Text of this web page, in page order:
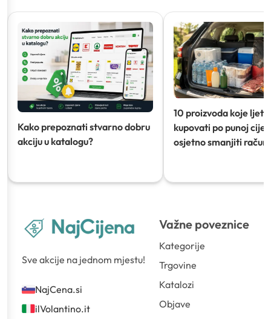
Kako prepoznati stvarno dobru
akciju u katalogu?
10 proizvoda koje ljeti
kupovati po punoj
osjetno smanjiti račun)
Sve akcije na jednom mjestu!
NajCena.si
ilVolantino.it
Važne poveznice
Kategorije
Trgovine
Katalozi
Objave